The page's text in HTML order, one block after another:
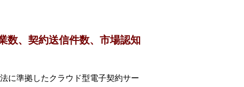
数、契約送信件数、市場認知
に準拠したクラウド型電子契約サー